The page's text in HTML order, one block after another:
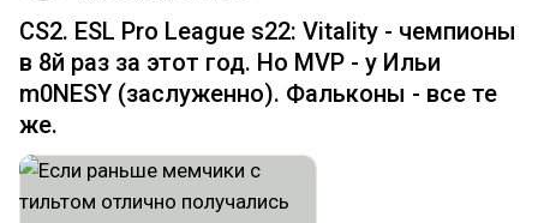
CS2. ESL Pro League s22: Vitality - чемпионы
в 8й раз за этот год. Но MVP - у Ильи
m0NESY (заслуженно). Фальконы - все те
же.